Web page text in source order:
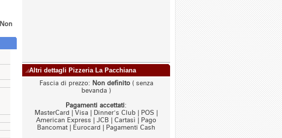
Non
Altri dettagli Pizzeria La Pacchiana
Fascia di prezzo: Non definito( senza
bevanda )
Pagamenti accettati:
MasterCard | Visa | Dinner's Club | POS |
American Express | JCB | Cartasì | Pago
Bancomat | Eurocard | Pagamenti Cash